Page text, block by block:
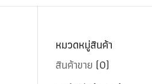
หมวดหมู่สินค้า
สินค้าขาย (0)